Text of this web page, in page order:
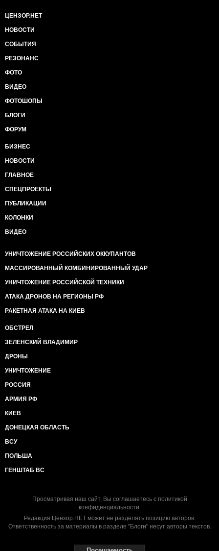
ЦЕНЗОР.НЕТ
НОВОСТИ
СОБЫТИЯ
РЕЗОНАНС
ФОТО
ВИДЕО
ФОТОШОПЫ
БЛОГИ
ФОРУМ
БИЗНЕС
НОВОСТИ
ГЛАВНОЕ
СПЕЦПРОЕКТЫ
ПУБЛИКАЦИИ
КОЛОНКИ
ВИДЕО
УНИЧТОЖЕНИЕ РОССИЙСКИХ ОККУПАНТОВ
МАССИРОВАННЫЙ КОМБИНИРОВАННЫЙ УДАР
УНИЧТОЖЕНИЕ РОССИЙСКОЙ ТЕХНИКИ
АТАКА ДРОНОВ НА РЕГИОНЫ РФ
РАКЕТНАЯ АТАКА НА КИЕВ
ОБСТРЕЛ
ЗЕЛЕНСКИЙ ВЛАДИМИР
ДРОНЫ
УНИЧТОЖЕНИЕ
РОССИЯ
АРМИЯ РФ
КИЕВ
ДОНЕЦКАЯ ОБЛАСТЬ
ВСУ
ПОЛЬША
ГЕНШТАБ ВС
Просматривая наш сайт, Вы соглашаетесь с политикой
конфиденциальности.
Редакция Цензор.НЕТ может не разделять позицию авторов.
Ответственность за материалы в разделе "Блоги" несут авторы текстов.